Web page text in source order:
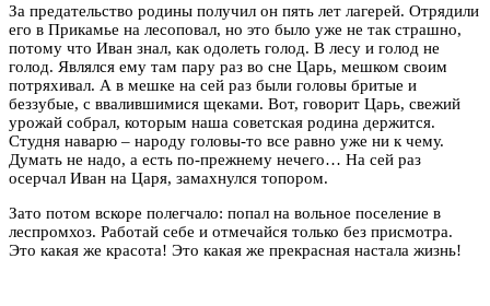
За предательство родины получил он пять лет лагерей. Отрядили
его в Прикамье на лесоповал, но это было уже не так страшно,
потому что Иван знал, как одолеть голод. В лесу и голод не
голод. Являлся ему там пару раз во сне Царь, мешком своим
потряхивал. А в мешке на сей раз были головы бритые и
беззубые, с ввалившимися щеками. Вот, говорит Царь, свежий
урожай собрал, которым наша советская родина держится.
Студня наварю – народу головы-то все равно уже ни к чему.
Думать не надо, а есть по-прежнему нечего… На сей раз
осерчал Иван на Царя, замахнулся топором.
Зато потом вскоре полегчало: попал на вольное поселение в
леспромхоз. Работай себе и отмечайся только без присмотра.
Это какая же красота! Это какая же прекрасная настала жизнь!